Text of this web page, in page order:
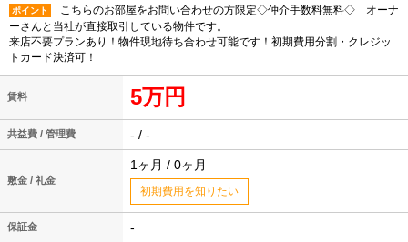
ポイント
こちらのお部屋をお問い合わせの方限定◇仲介手数料無料◇ オーナ
ーさんと当社が直接取引している物件です。
来店不要プランあり！物件現地待ち合わせ可能です！初期費用分割・クレジッ
トカード決済可！
賃料 5万円
共益費 / 管理費 - / -
敷金 / 礼金
1ヶ月 / 0ヶ月
初期費用を知りたい
保証金 -